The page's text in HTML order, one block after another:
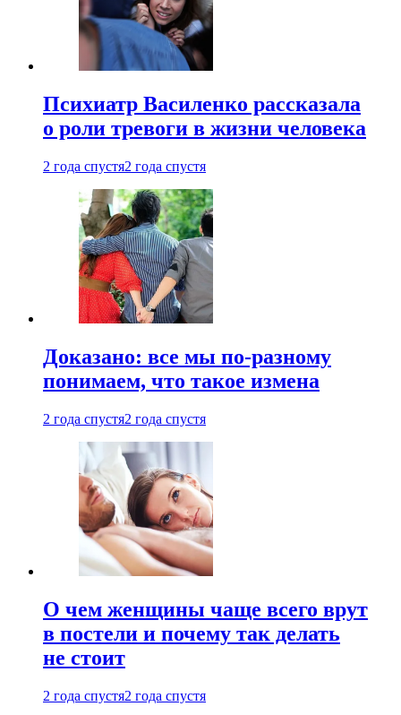
Психиатр Василенко рассказала
о роли тревоги в жизни человека
2 года спустя2 года спустя
Доказано: все мы по-разному
понимаем, что такое измена
2 года спустя2 года спустя
О чем женщины чаще всего врут
в постели и почему так делать
не стоит
2 года спустя2 года спустя